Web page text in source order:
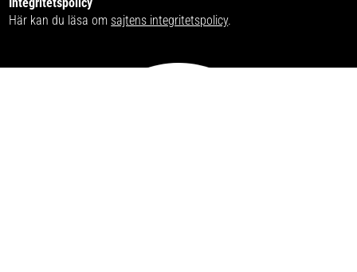
Här kan du läsa om sajtens integritetspolicy.